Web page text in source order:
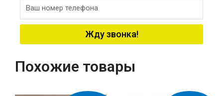
Жду звонка!
Похожие товары